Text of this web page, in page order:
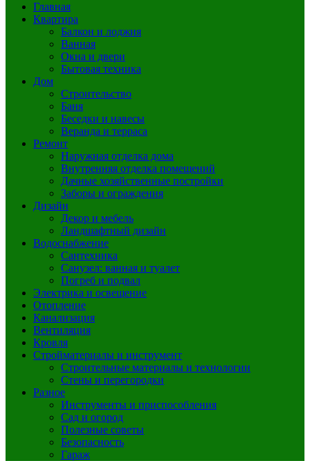
Главная
Квартира
Балкон и лоджия
Ванная
Окна и двери
Бытовая техника
Дом
Строительство
Баня
Беседки и навесы
Веранда и терраса
Ремонт
Наружная отделка дома
Внутренняя отделка помещений
Дачные хозяйственные постройки
Заборы и ограждения
Дизайн
Декор и мебель
Ландшафтный дизайн
Водоснабжение
Сантехника
Санузел: ванная и туалет
Погреб и подвал
Электрика и освещение
Отопление
Канализация
Вентиляция
Кровля
Стройматериалы и инструмент
Строительные материалы и технологии
Стены и перегородки
Разное
Инструменты и приспособления
Сад и огород
Полезные советы
Безопасность
Гараж